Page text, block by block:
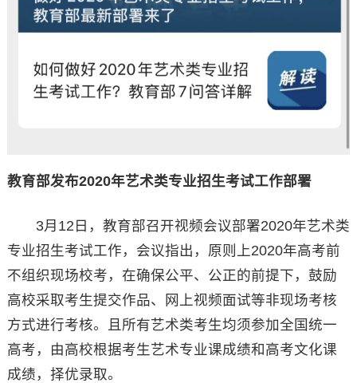
教育部发布2020年艺术类专业招生考试工作部署
3月12日，教育部召开视频会议部署2020年艺术类
专业招生考试工作，会议指出，原则上2020年高考前
不组织现场校考，在确保公平、公正的前提下，鼓励
高校采取考生提交作品、网上视频面试等非现场考核
方式进行考核。且所有艺术类考生均须参加全国统一
高考，由高校根据考生艺术专业课成绩和高考文化课
成绩，择优录取。